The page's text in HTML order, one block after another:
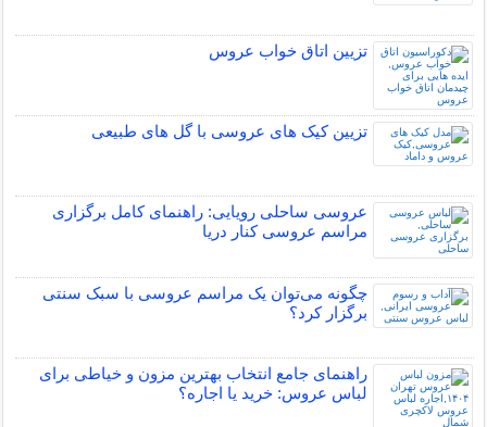
تزیین اتاق خواب عروس
تزیین کیک های عروسی با گل های طبیعی
عروسی ساحلی رویایی: راهنمای کامل برگزاری
مراسم عروسی کنار دریا
چگونه می‌توان یک مراسم عروسی با سبک سنتی
برگزار کرد؟
راهنمای جامع انتخاب بهترین مزون و خیاطی برای
لباس عروس: خرید یا اجاره؟